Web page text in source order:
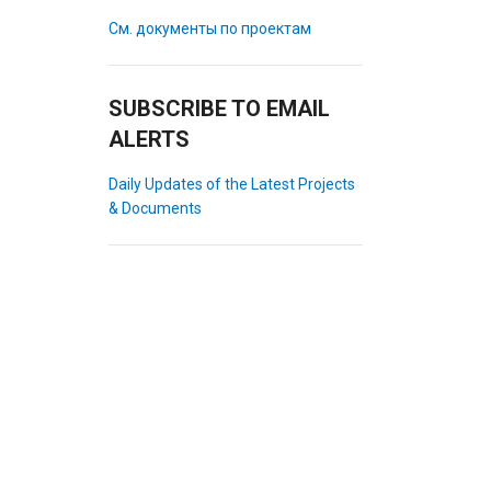
См. документы по проектам
SUBSCRIBE TO EMAIL
ALERTS
Daily Updates of the Latest Projects
& Documents